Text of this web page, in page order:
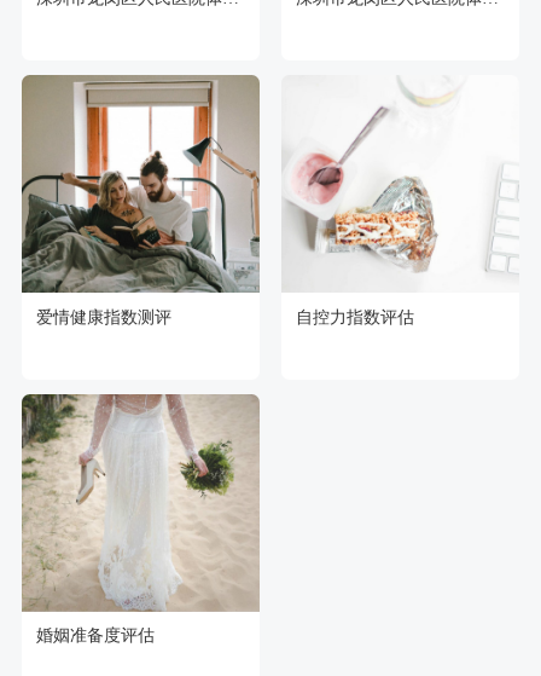
爱情健康指数测评 自控力指数评估
婚姻准备度评估